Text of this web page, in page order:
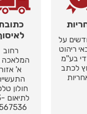
חודשים על
ריהוט
בע''מ
לכתב
רחוב
א' אזור
חולון